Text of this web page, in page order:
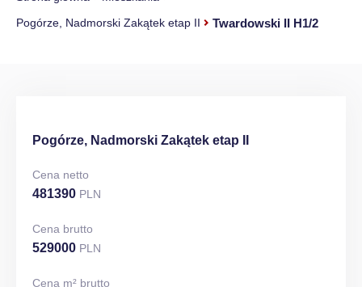
Pogórze, Nadmorski Zakątek etap II
Twardowski II H1/2
Pogórze, Nadmorski Zakątek etap II
Cena netto
481390 PLN
Cena brutto
529000 PLN
Cena m² brutto